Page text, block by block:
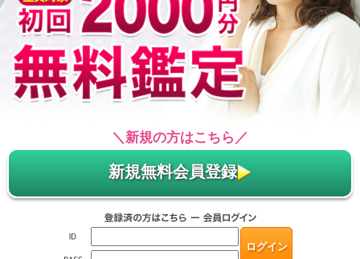
＼新規の方はこちら／
新規無料会員登録